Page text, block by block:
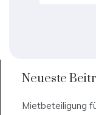
Neueste
Mietbeteiligung